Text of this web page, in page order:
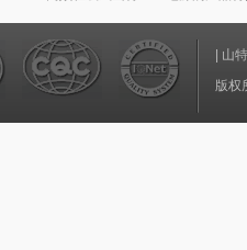
山
版权